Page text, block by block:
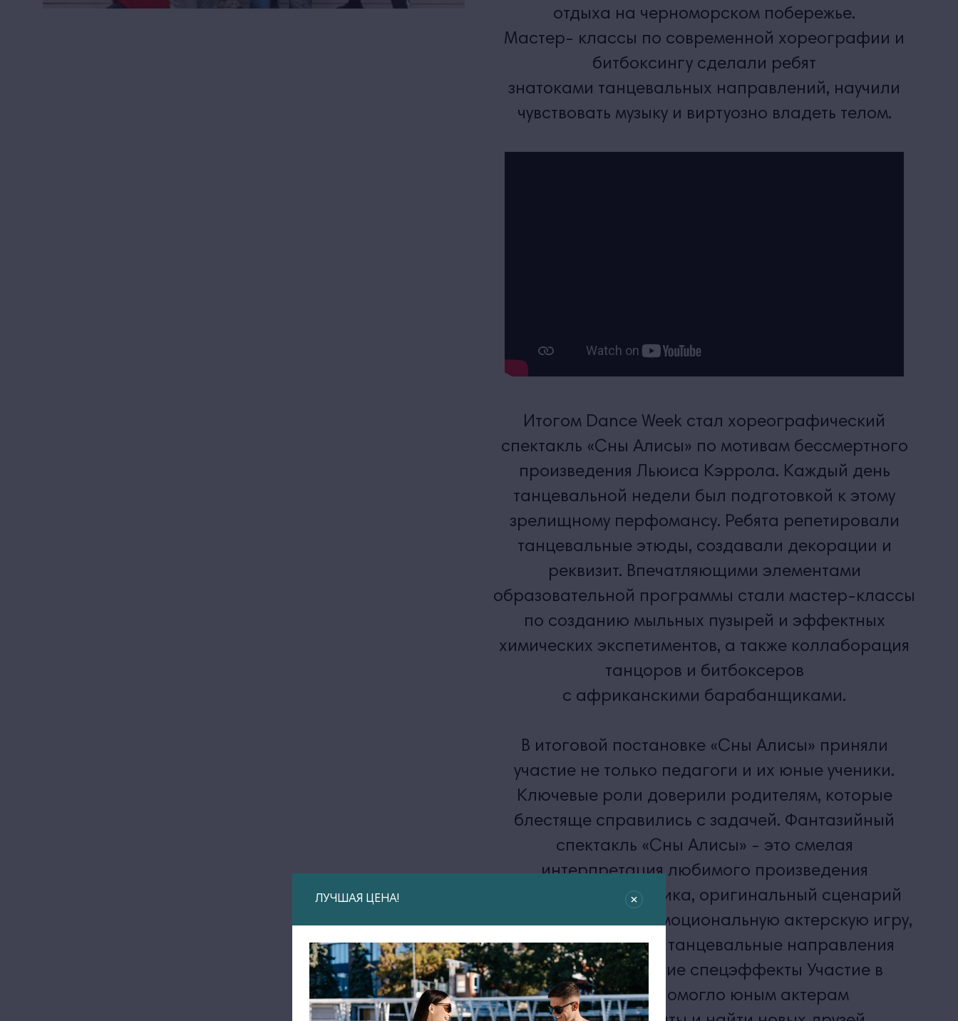
отдыха на черноморском побережье.
Мастер- классы по современной хореографии и
битбоксингу сделали ребят
знатоками танцевальных направлений, научили
чувствовать музыку и виртуозно владеть телом.
Итогом Dance Week стал хореографический
спектакль «Сны Алисы» по мотивам бессмертного
произведения Льюиса Кэррола. Каждый день
танцевальной недели был подготовкой к этому
зрелищному перфомансу. Ребята репетировали
танцевальные этюды, создавали декорации и
реквизит. Впечатляющими элементами
образовательной программы стали мастер-классы
по созданию мыльных пузырей и эффектных
химических экспетиментов, а также коллаборация
танцоров и битбоксеров
с африканскими барабанщиками.
В итоговой постановке «Сны Алисы» приняли
участие не только педагоги и их юные ученики.
Ключевые роли доверили родителям, которые
блестяще справились с задачей. Фантазийный
спектакль «Сны Алисы» - это смелая
интерпретация любимого произведения
английского классика, оригинальный сценарий
позволил сочетать эмоциональную актерскую игру,
самые актуальные танцевальные направления
и завораживающие спецэффекты Участие в
постановке помогло юным актерам
ЛУЧШАЯ ЦЕНА!